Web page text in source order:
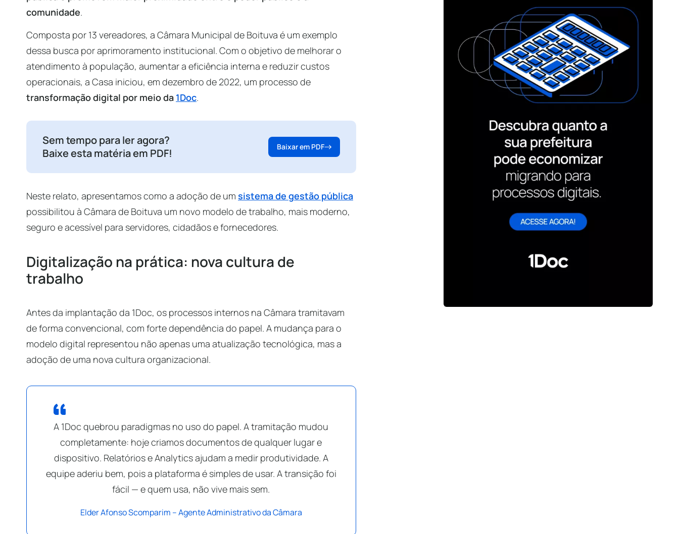
comunidade.
Composta por 13 vereadores, a Câmara Municipal de Boituva é um exemplo
dessa busca por aprimoramento institucional. Com o objetivo de melhorar o
atendimento à população, aumentar a eficiência interna e reduzir custos
operacionais, a Casa iniciou, em dezembro de 2022, um processo de
transformação digital por meio da 1Doc.
Sem tempo para ler agora?
Baixe esta matéria em PDF!
Baixar em PDF
Neste relato, apresentamos como a adoção de um sistema de gestão pública
possibilitou à Câmara de Boituva um novo modelo de trabalho, mais moderno,
seguro e acessível para servidores, cidadãos e fornecedores.
Digitalização na prática: nova cultura de
trabalho
Antes da implantação da 1Doc, os processos internos na Câmara tramitavam
de forma convencional, com forte dependência do papel. A mudança para o
modelo digital representou não apenas uma atualização tecnológica, mas a
adoção de uma nova cultura organizacional.
A 1Doc quebrou paradigmas no uso do papel. A tramitação mudou
completamente: hoje criamos documentos de qualquer lugar e
dispositivo. Relatórios e Analytics ajudam a medir produtividade. A
equipe aderiu bem, pois a plataforma é simples de usar. A transição foi
fácil — e quem usa, não vive mais sem.
Elder Afonso Scomparim – Agente Administrativo da Câmara